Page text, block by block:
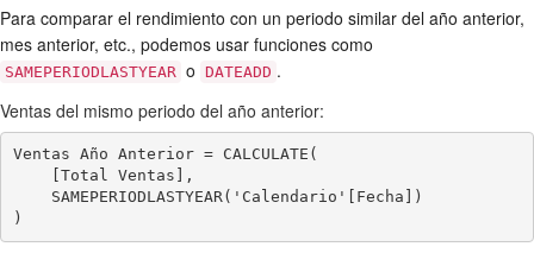
Para comparar el rendimiento con un periodo similar del año anterior,
mes anterior, etc., podemos usar funciones como
SAMEPERIODLASTYEAR o DATEADD .
Ventas del mismo periodo del año anterior:
Ventas Año Anterior = CALCULATE(
)